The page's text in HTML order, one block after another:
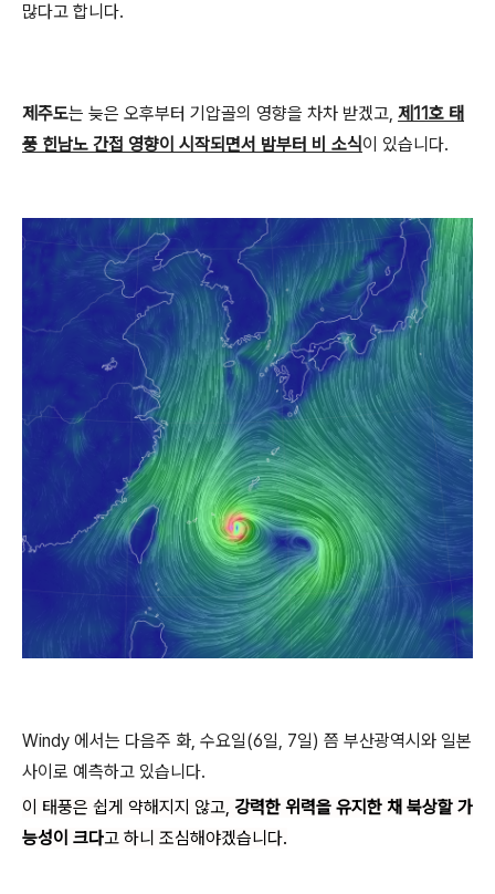
많다고 합니다.
제주도는 늦은 오후부터 기압골의 영향을 차차 받겠고, 제11호 태
풍 힌남노 간접 영향이 시작되면서 밤부터 비 소식 이 있습니다.
Windy 에서는 다음주 화, 수요일(6일, 7일) 쯤 부산광역시와 일본
사이로 예측하고 있습니다.
이 태풍은 쉽게 약해지지 않고, 강력한 위력을 유지한 채 북상할 가
능성이 크다고 하니 조심해야겠습니다.